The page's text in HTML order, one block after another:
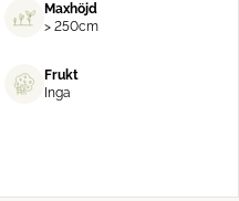
Maxhöjd
> 250cm
Frukt
Inga